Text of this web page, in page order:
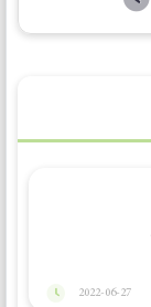
2022-06-27